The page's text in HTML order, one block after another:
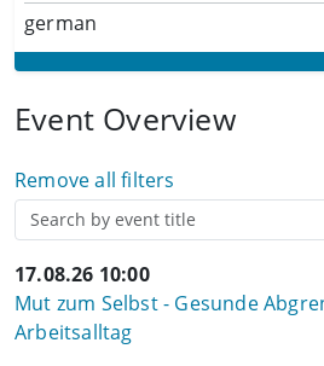
german
Event Overview
Remove all filters
17.08.26 10:00
Mut zum Selbst - Gesunde
Arbeitsalltag